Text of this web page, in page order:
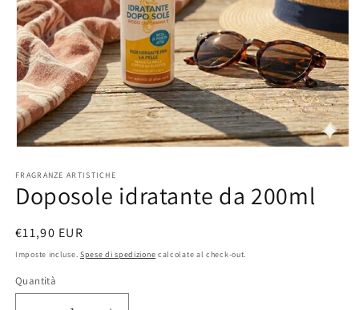
multimediali
1
in
finestra
FRAGRANZE ARTISTICHE
Doposole idratante da 200ml
Prezzo
di
€11,90 EUR
Imposte incluse. Spese di spedizione calcolate al check-out.
Quantità